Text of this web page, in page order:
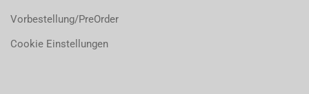
Vorbestellung/PreOrder
Cookie Einstellungen